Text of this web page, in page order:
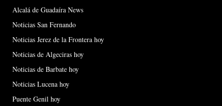
Alcalá de Guadaíra News
Noticias San Fernando
Noticias Jerez de la Frontera hoy
Noticias de Algeciras hoy
Noticias de Barbate hoy
Noticias Lucena hoy
Puente Genil hoy